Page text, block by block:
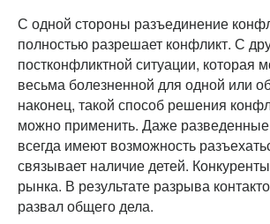
С одной стороны разъединение
полностью разрешает конфликт. С
постконфликтной ситуации, которая
весьма болезненной для одной или
наконец, такой способ решения
можно применить. Даже разведенные
всегда имеют возможность
связывает наличие детей.
рынка. В результате разрыва
развал общего дела.